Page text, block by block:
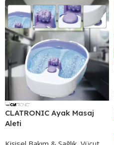
CLATRONIC Ayak Masaj
Aleti